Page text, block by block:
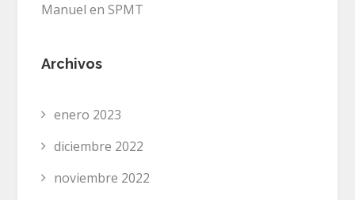
Manuel enSPMT
Archivos
enero 2023
diciembre 2022
noviembre 2022